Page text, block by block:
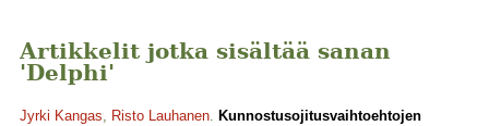
Artikkelit jotka sisältää sanan
'Delphi'
Jyrki Kangas, Risto Lauhanen. Kunnostusojitusvaihtoehtojen